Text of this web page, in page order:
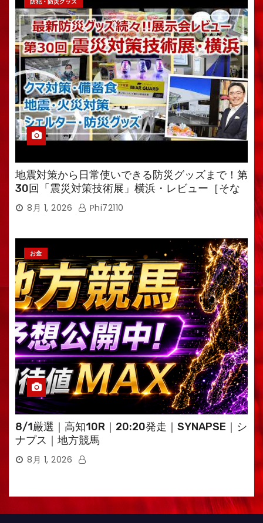
地震対策から日常使いできる防災グッズまで！第
30回「震災対策技術展」横浜・レビュー［そな
えるTV・高荷智也］
8月 1, 2026 Phi72110
お金
8/1厳選｜高知10R｜20:20発走｜SYNAPSE｜シ
ナプス｜地方競馬
8月 1, 2026